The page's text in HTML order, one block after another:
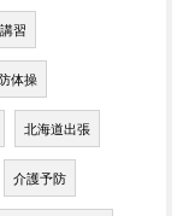
習
体操
北海道出張
介護予防